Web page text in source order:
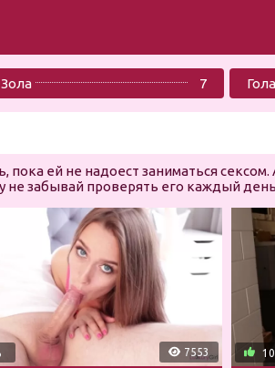
7
ей не надоест заниматься
не забывай проверять его каждый
7553